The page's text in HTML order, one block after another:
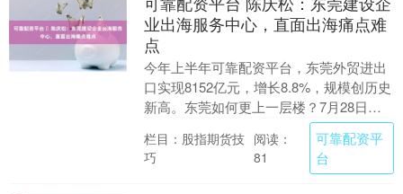
业出海服务中心，直面出海痛点难
点
今年上半年可靠配资平台，东莞外贸进出
口实现8152亿元，增长8.8%，规模创历史
新高。东莞如何更上一层楼？7月28日，
东莞市企业出海发展大会暨东莞企业出海
服务中....
栏目：股指期货技
巧
阅读：
81
可靠配资平
台